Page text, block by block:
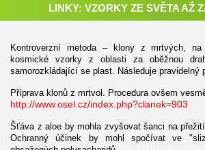
LINKY: VZORKY ZE SVĚTA AŽ
Kontroverzní metoda – klony z mrtvých,
kosmické vzorky z oblasti za oběžnou
samorozkládající se plast. Následuje pravidelný
Příprava klonů z mrtvol. Procedura ovšem
http://www.osel.cz/index.php?clanek=903
Šťáva z aloe by mohla zvyšovat šanci na
Ochranný účinek by mohl spočívat ve